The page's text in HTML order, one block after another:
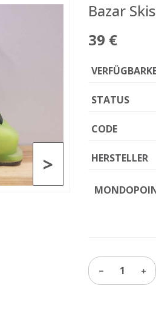
>
Bazar
39 €
STATUS
CODE
HERSTELLER
1